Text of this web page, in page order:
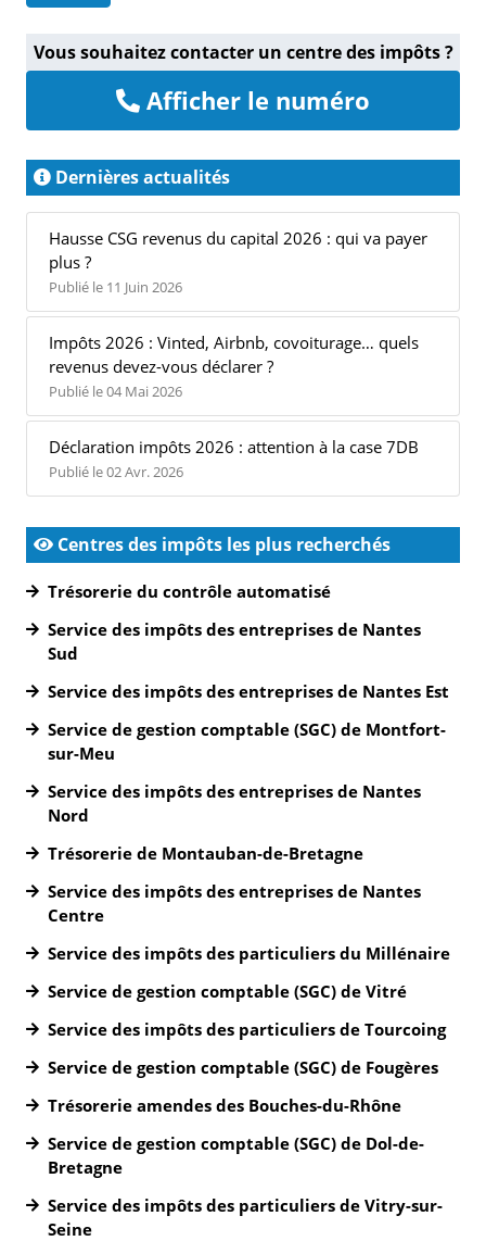
Vous souhaitez contacter un centre des impôts ?
Afficher le numéro
Dernières actualités
Hausse CSG revenus du capital 2026 : qui va payer
plus ?
Publié le 11 Juin 2026
Impôts 2026 : Vinted, Airbnb, covoiturage… quels
revenus devez-vous déclarer ?
Publié le 04 Mai 2026
Déclaration impôts 2026 : attention à la case 7DB
Publié le 02 Avr. 2026
Centres des impôts les plus recherchés
Trésorerie du contrôle automatisé
Service des impôts des entreprises de Nantes
Sud
Service des impôts des entreprises de Nantes Est
Service de gestion comptable (SGC) de Montfort-
sur-Meu
Service des impôts des entreprises de Nantes
Nord
Trésorerie de Montauban-de-Bretagne
Service des impôts des entreprises de Nantes
Centre
Service des impôts des particuliers du Millénaire
Service de gestion comptable (SGC) de Vitré
Service des impôts des particuliers de Tourcoing
Service de gestion comptable (SGC) de Fougères
Trésorerie amendes des Bouches-du-Rhône
Service de gestion comptable (SGC) de Dol-de-
Bretagne
Service des impôts des particuliers de Vitry-sur-
Seine